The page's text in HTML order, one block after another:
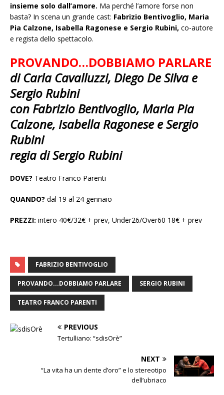
insieme solo dall’amore. Ma perché l’amore forse non
basta? In scena un grande cast: Fabrizio Bentivoglio, Maria
Pia Calzone, Isabella Ragonese e Sergio Rubini, co-autore
e regista dello spettacolo.
PROVANDO…DOBBIAMO PARLARE
di Carla Cavalluzzi, Diego De Silva e
Sergio Rubini
con Fabrizio Bentivoglio, Maria Pia
Calzone, Isabella Ragonese e Sergio
Rubini
regia di Sergio Rubini
DOVE? Teatro Franco Parenti
QUANDO? dal 19 al 24 gennaio
PREZZI: intero 40€/32€ + prev, Under26/Over60 18€ + prev
FABRIZIO BENTIVOGLIO
PROVANDO...DOBBIAMO PARLARE SERGIO RUBINI
TEATRO FRANCO PARENTI
PREVIOUS
Tertulliano: “sdisOrè”
NEXT
“La vita ha un dente d’oro” e lo stereotipo
dell’ubriaco